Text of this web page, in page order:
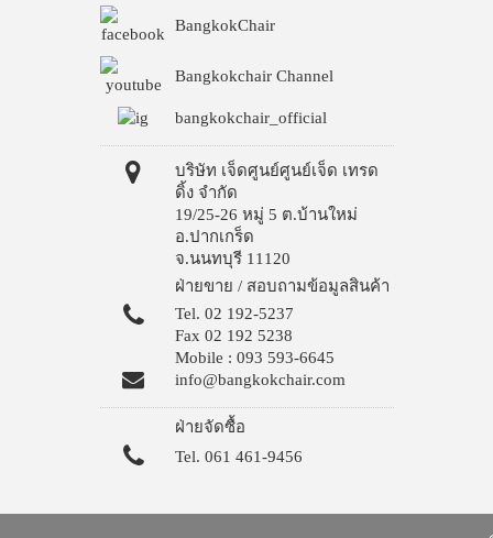
BangkokChair
Bangkokchair Channel
bangkokchair_official
บริษัท เจ็ดศูนย์ศูนย์เจ็ด เทรด
ดิ้ง จำกัด
19/25-26 หมู่ 5 ต.บ้านใหม่
อ.ปากเกร็ด
จ.นนทบุรี 11120
ฝ่ายขาย / สอบถามข้อมูลสินค้า
Tel. 02 192-5237
Fax 02 192 5238
Mobile : 093 593-6645
info@bangkokchair.com
ฝ่ายจัดซื้อ
Tel. 061 461-9456